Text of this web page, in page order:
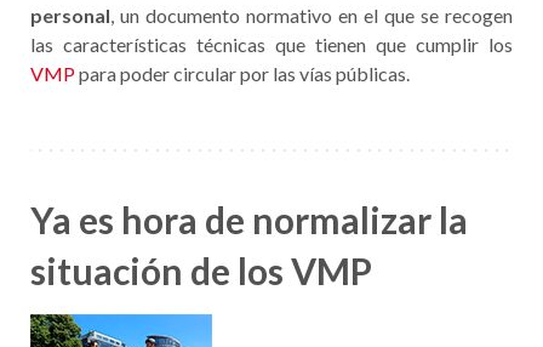
personal, un documento normativo en el que se recogen
las características técnicas que tienen que cumplir los
VMPpara poder circular por las vías públicas.
Ya es hora de normalizar la
situación de los VMP